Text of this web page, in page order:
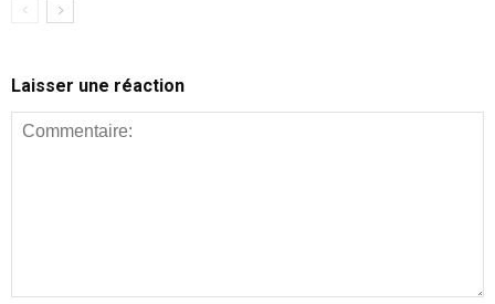
Laisser une réaction